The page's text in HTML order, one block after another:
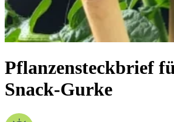
Pflanzensteckbrief
Snack-Gurke